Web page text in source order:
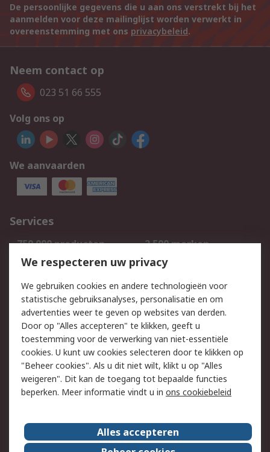
De persoonlijke gegevens die u aan ons verstrekt bij het
aanmelden voor deze mailinglijst worden verwerkt in
overeenstemming met ons privacybeleid.
Neem contact op
023 51 66 555
Volg ons op
We aanvaarden
Services
750.000 producten
2.500 merken
Bestellen
Inkoopoplossingen
Track & Trace
Wettelijk
Cookiebeleid
Email veiligheid
Privacybeleid
Websitevoorwaarden
Algemene
verkoopvoorwaarden
Over RS
RS Group Over ons
We respecteren uw privacy
We gebruiken cookies en andere technologieën voor
statistische gebruiksanalyses, personalisatie en om
advertenties weer te geven op websites van derden.
Door op "Alles accepteren" te klikken, geeft u
toestemming voor de verwerking van niet-essentiële
cookies. U kunt uw cookies selecteren door te klikken op
"Beheer cookies". Als u dit niet wilt, klikt u op "Alles
weigeren". Dit kan de toegang tot bepaalde functies
beperken. Meer informatie vindt u in ons cookiebeleid
Alles accepteren